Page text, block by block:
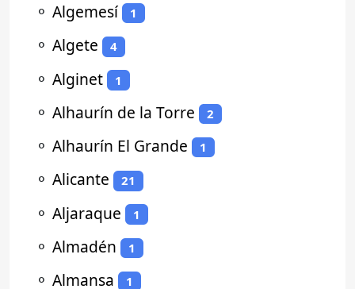
⚬ Algemesí 1
⚬ Algete 4
⚬ Alginet 1
⚬ Alhaurín de la Torre 2
⚬ Alhaurín El Grande 1
⚬ Alicante 21
⚬ Aljaraque 1
⚬ Almadén 1
⚬ Almansa 1